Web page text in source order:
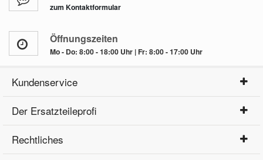
zum Kontaktformular
Öffnungszeiten
Mo - Do: 8:00 - 18:00 Uhr | Fr: 8:00 - 17:00 Uhr
Kundenservice
Der Ersatzteileprofi
Rechtliches